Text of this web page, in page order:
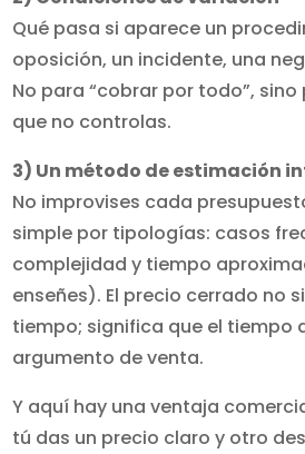
Qué pasa si aparece un
oposición, un incidente, una
No para “cobrar por todo”,
que no controlas.
3) Un método de estimación
No improvises cada
simple por tipologías: casos
complejidad y tiempo
enseñes). El precio cerrado no
tiempo; significa que el tiempo
argumento de venta.
Y aquí hay una ventaja
tú das un precio claro y otro